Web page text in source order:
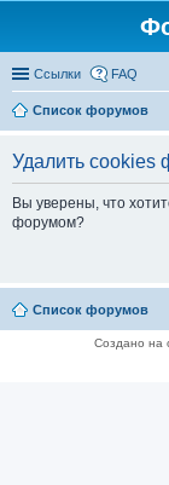
Ссылки FAQ
Список форумов
Удалить cookies
Вы уверены, что
форумом?
Список форумов
Создано на